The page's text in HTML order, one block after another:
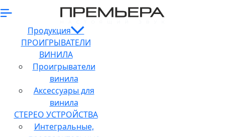
Продукция
ПРОИГРЫВАТЕЛИ
ВИНИЛА
Проигрыватели
винила
Аксессуары для
винила
СТЕРЕО УСТРОЙСТВА
Интегральные,